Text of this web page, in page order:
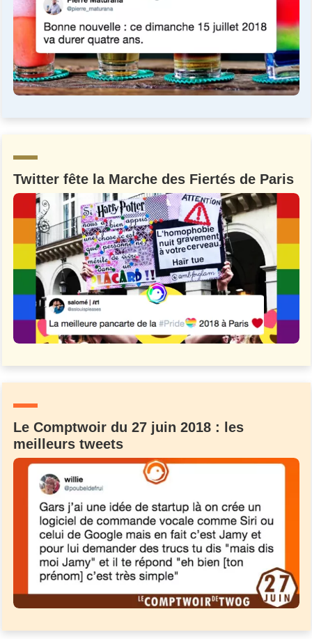
Twitter fête la Marche des Fiertés de Paris
Le Comptwoir du 27 juin 2018 : les
meilleurs tweets